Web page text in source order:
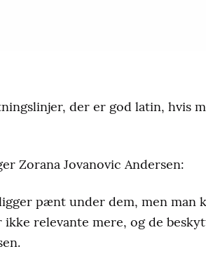
der er god latin, hvis
Zorana Jovanovic Andersen:
pænt under dem, men man
relevante mere, og de